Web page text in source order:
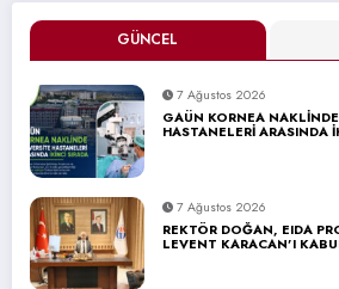
GÜNCEL
7 Ağustos 2026
GAÜN KORNEA
HASTANELERİ ARASINDA
7 Ağustos 2026
REKTÖR DOĞAN, EIDA
LEVENT KARACAN’I